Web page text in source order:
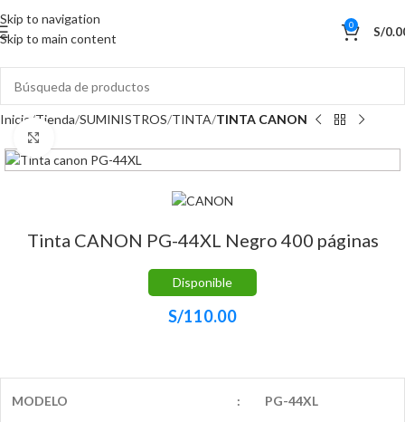
Skip to navigation
Skip to main content
0 S/
Inicio Tienda SUMINISTROS TINTA TINTA CANON
Tinta CANON PG-44XL Negro 400 páginas
Disponible
S/110.00
MODELO : PG-44XL